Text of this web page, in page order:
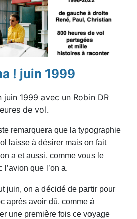
! juin 1999
1999 avec un Robin DR
de vol.
remarquera que la typographie
laisse à désirer mais on fait
a et aussi, comme vous le
que l’on a.
juin, on a décidé de partir pour
après avoir dû, comme à
une première fois ce voyage